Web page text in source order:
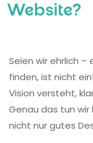
Website?
Seien wir ehrlich
finden, ist nicht
Vision versteht,
Genau das tun
nicht nur gutes